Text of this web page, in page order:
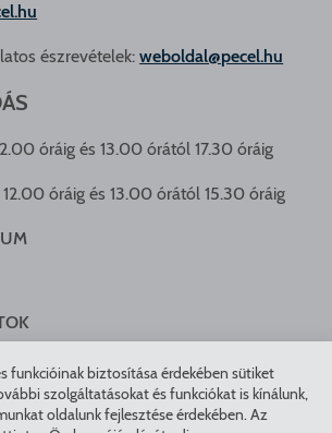
észrevételek:weboldal@pecel.hu
óráig és 13.00 órától 17.30 óráig
óráig és 13.00 órától 15.30 óráig
funkcióinak biztosítása érdekében sütiket
szolgáltatásokat és funkciókat is kínálunk,
oldalunk fejlesztése érdekében. Az